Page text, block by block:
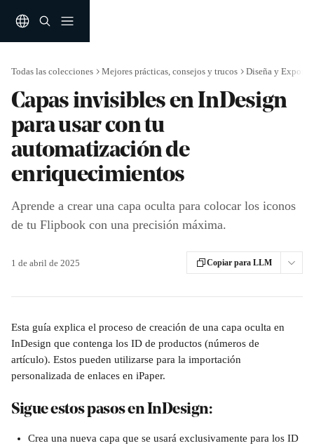
Todas las colecciones Mejores prácticas, consejos y trucos Diseña y Exporta
Capas invisibles en InDesign
para usar con tu
automatización de
enriquecimientos
Aprende a crear una capa oculta para colocar los iconos
de tu Flipbook con una precisión máxima.
1 de abril de 2025 Copiar para LLM
Esta guía explica el proceso de creación de una capa oculta en
InDesign que contenga los ID de productos (números de
artículo). Estos pueden utilizarse para la importación
personalizada de enlaces en iPaper.
Sigue estos pasos en InDesign:
Crea una nueva capa que se usará exclusivamente para los ID